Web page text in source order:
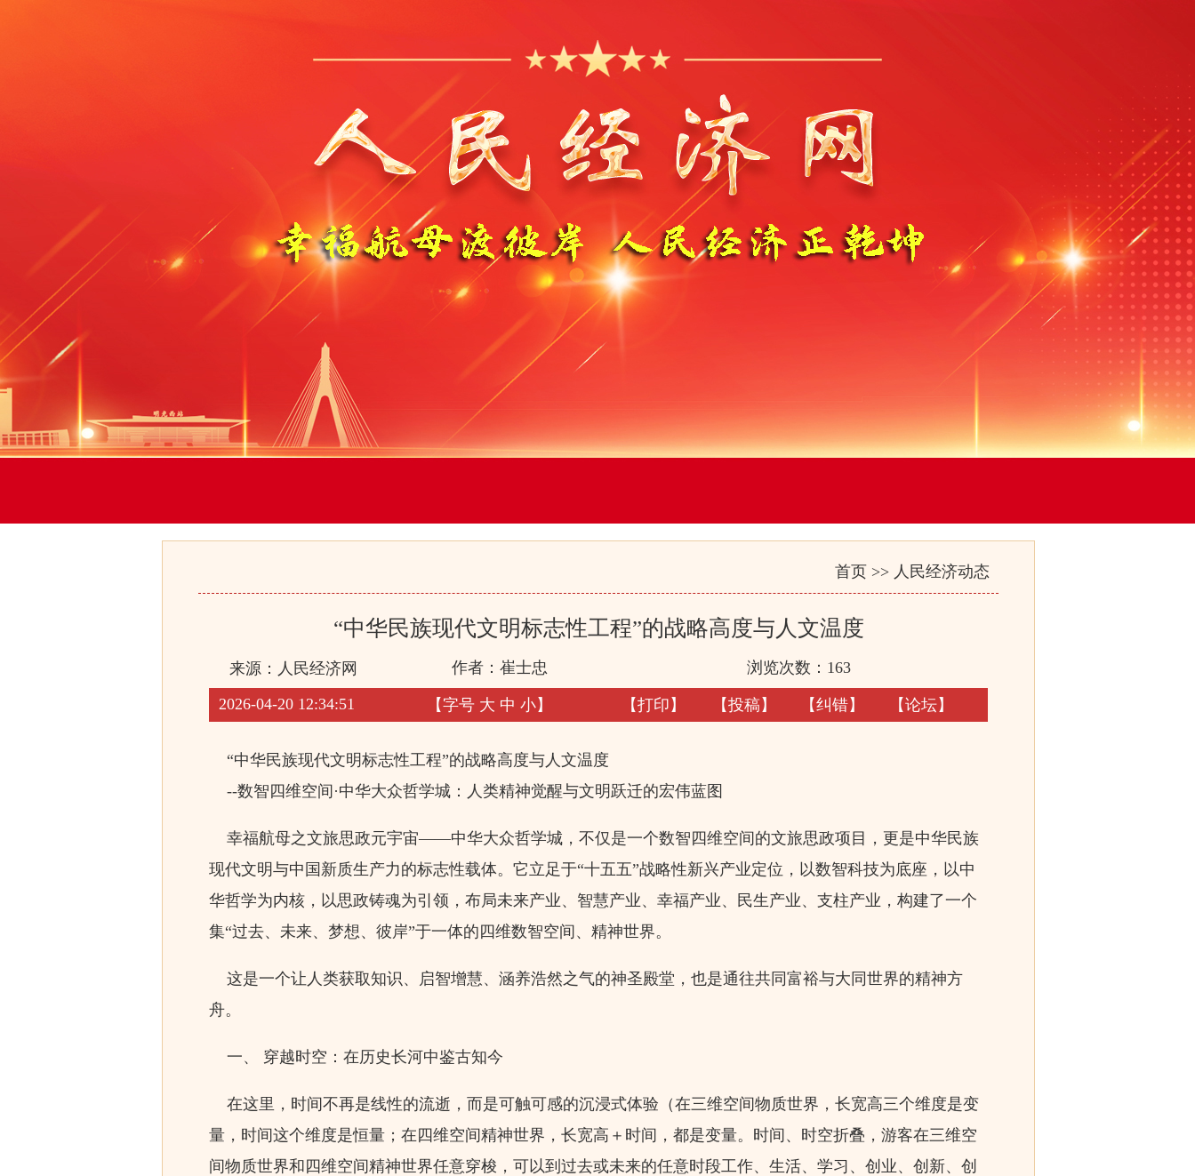
首页 >> 人民经济动态
“中华民族现代文明标志性工程”的战略高度与人文温度
来源： 人民经济网 作者：崔士忠 浏览次数： 163
2026-04-20 12:34:51 【字号 大 中 小】 【打印 】 【投稿 】 【纠错】 【论坛】
“中华民族现代文明标志性工程”的战略高度与人文温度
--数智四维空间·中华大众哲学城：人类精神觉醒与文明跃迁的宏伟蓝图
幸福航母之文旅思政元宇宙——中华大众哲学城，不仅是一个数智四维空间的文旅思政项目，更是中华民族
现代文明与中国新质生产力的标志性载体。它立足于“十五五”战略性新兴产业定位，以数智科技为底座，以中
华哲学为内核，以思政铸魂为引领，布局未来产业、智慧产业、幸福产业、民生产业、支柱产业，构建了一个
集“过去、未来、梦想、彼岸”于一体的四维数智空间、精神世界。
这是一个让人类获取知识、启智增慧、涵养浩然之气的神圣殿堂，也是通往共同富裕与大同世界的精神方
舟。
一、 穿越时空：在历史长河中鉴古知今
在这里，时间不再是线性的流逝，而是可触可感的沉浸式体验（在三维空间物质世界，长宽高三个维度是变
量，时间这个维度是恒量；在四维空间精神世界，长宽高＋时间，都是变量。时间、时空折叠，游客在三维空
间物质世界和四维空间精神世界任意穿梭，可以到过去或未来的任意时段工作、生活、学习、创业、创新、创